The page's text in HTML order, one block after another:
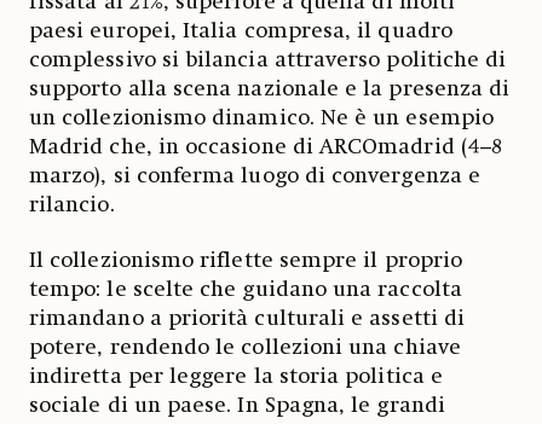
paesi europei, Italia compresa, il quadro
complessivo si bilancia attraverso politiche di
supporto alla scena nazionale e la presenza di
un collezionismo dinamico. Ne è un esempio
Madrid che, in occasione di ARCOmadrid (4–8
marzo), si conferma luogo di convergenza e
rilancio.
Il collezionismo riflette sempre il proprio
tempo: le scelte che guidano una raccolta
rimandano a priorità culturali e assetti di
potere, rendendo le collezioni una chiave
indiretta per leggere la storia politica e
sociale di un paese. In Spagna, le grandi